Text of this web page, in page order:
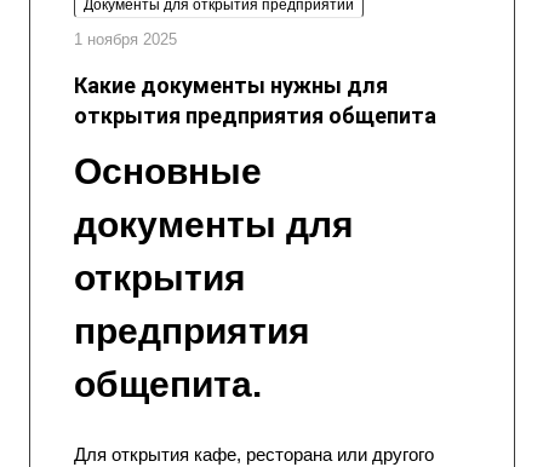
Документы для открытия предприятий
1 ноября 2025
Какие документы нужны для
открытия предприятия общепита
Основные
документы для
открытия
предприятия
общепита.
Для открытия кафе, ресторана или другого